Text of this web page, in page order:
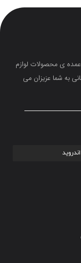
ی محصولات لوازم
به شما عزیزان می